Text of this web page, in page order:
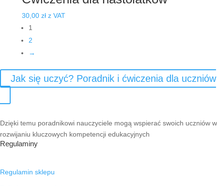
30,00 zł z VAT
1
2
→
Jak się uczyć? Poradnik i ćwiczenia dla uczniów
Dzięki temu poradnikowi nauczyciele mogą wspierać swoich uczniów w
rozwijaniu kluczowych kompetencji edukacyjnych
Regulaminy
Regulamin sklepu